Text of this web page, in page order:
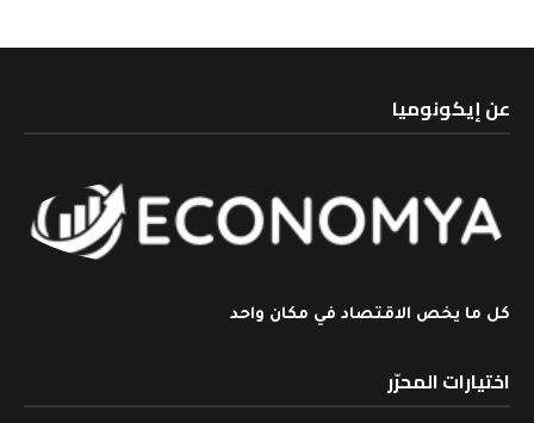
عن إيكونوميا
كل ما يخص الاقتصاد في مكان واحد
اختيارات المحرّر